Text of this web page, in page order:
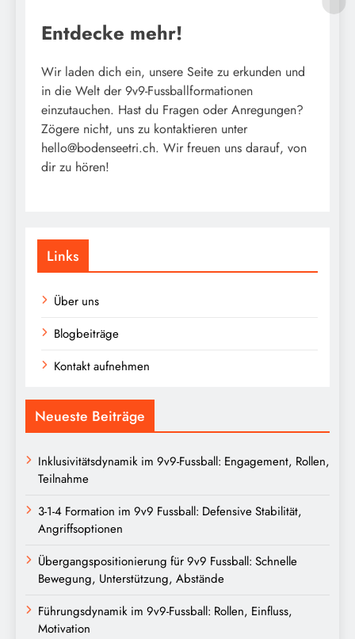
Entdecke mehr!
Wir laden dich ein, unsere Seite zu erkunden und
in die Welt der 9v9-Fussballformationen
einzutauchen. Hast du Fragen oder Anregungen?
Zögere nicht, uns zu kontaktieren unter
hello@bodenseetri.ch. Wir freuen uns darauf, von
dir zu hören!
Links
Über uns
Blogbeiträge
Kontakt aufnehmen
Neueste Beiträge
Inklusivitätsdynamik im 9v9-Fussball: Engagement, Rollen,
Teilnahme
3-1-4 Formation im 9v9 Fussball: Defensive Stabilität,
Angriffsoptionen
Übergangspositionierung für 9v9 Fussball: Schnelle
Bewegung, Unterstützung, Abstände
Führungsdynamik im 9v9-Fussball: Rollen, Einfluss,
Motivation